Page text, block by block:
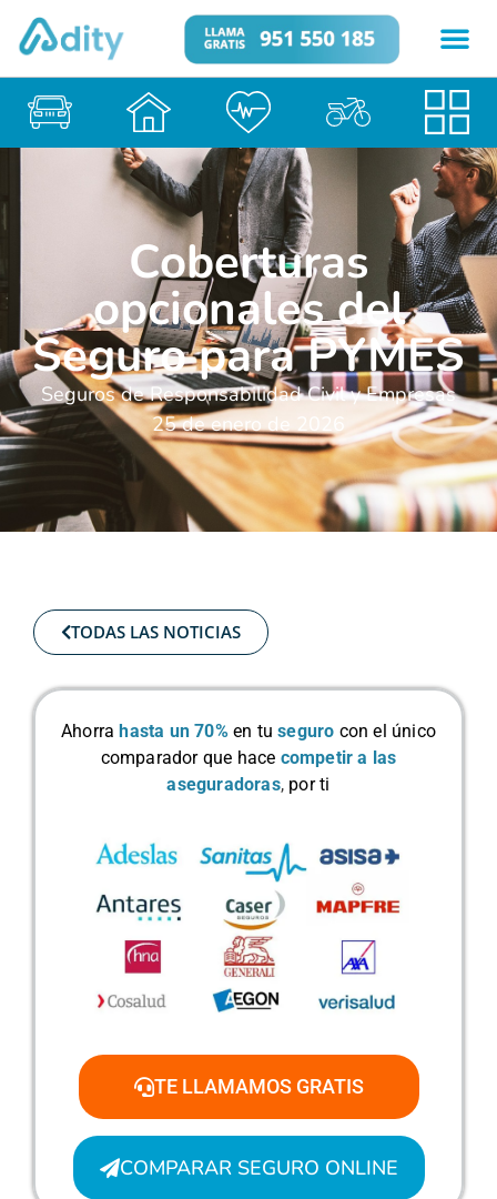
Coberturas
opcionales del
Seguro para PYMES
Seguros de Responsabilidad Civil y Empresas
25 de enero de 2026
TODAS LAS NOTICIAS
Ahorra hasta un 70% en tuseguro con el único
comparador que hace competir a las
aseguradoras, por ti
TE LLAMAMOS GRATIS
COMPARAR SEGURO ONLINE